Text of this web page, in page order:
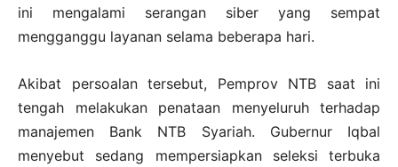
ini mengalami serangan siber yang sempat
mengganggu layanan selama beberapa hari.
Akibat persoalan tersebut, Pemprov NTB saat ini
tengah melakukan penataan menyeluruh terhadap
manajemen Bank NTB Syariah. Gubernur Iqbal
menyebut sedang mempersiapkan seleksi terbuka